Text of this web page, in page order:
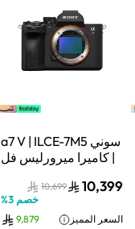
سوني a7 V | ILCE-7M5
| كاميرا ميرورليس فل
جسم الكاميرا فقط |
أسود
10,399
10,699
خصم 3
%
السعر المميز 9,879